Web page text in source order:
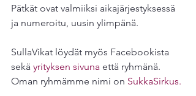
Pätkät ovat valmiiksi aikajärjestyksessä
ja numeroitu, uusin ylimpänä.
SullaVikat löydät myös Facebookista
sekä yrityksen sivuna että ryhmänä.
Oman ryhmämme nimi on SukkaSirkus.